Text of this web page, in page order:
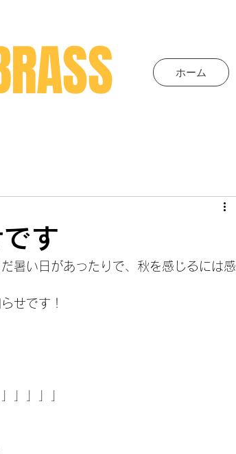
ホーム
す
暑い日があったりで、秋を感じるには感
せです！